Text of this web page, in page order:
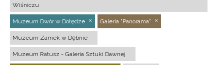
Wiśniczu
Muzeum Dwór w Dołędze Galeria "Panorama"
Muzeum Zamek w Dębnie
Muzeum Ratusz - Galeria Sztuki Dawnej